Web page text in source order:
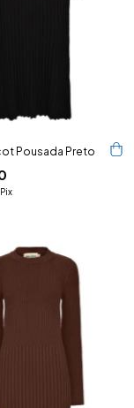
Pousada Preto
Pix